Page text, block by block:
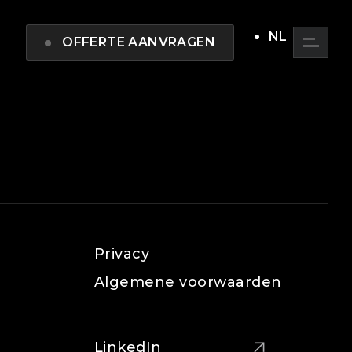
OFFERTE AANVRAGEN NL
Privacy
Algemene voorwaarden
LinkedIn